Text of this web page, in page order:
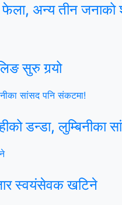
फेला, अन्य तीन जनाको
सुरु गर्‍यो
डन्डा, लुम्बिनीका
स्वयंसेवक खटिने